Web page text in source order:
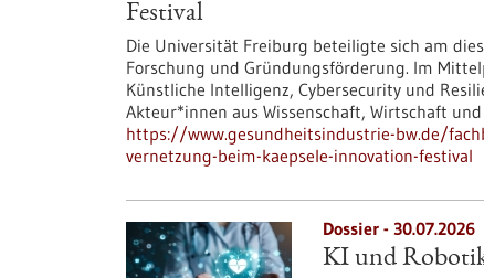
Festival
Die Universität Freiburg beteiligte sich am
Forschung und Gründungsförderung. Im
Künstliche Intelligenz, Cybersecurity und
Akteur*innen aus Wissenschaft, Wirtschaft
https://www.gesundheitsindustrie-bw.de/
vernetzung-beim-kaepsele-innovation-festival
Dossier - 30.07.2026
KI und